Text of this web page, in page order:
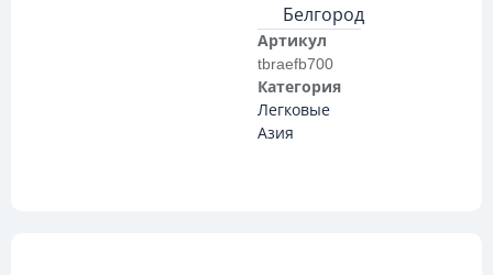
Белгород
Артикул
tbraefb700
Категория
Легковые
Азия